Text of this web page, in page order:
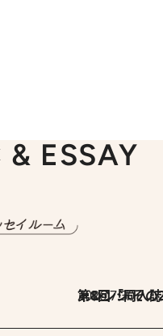
ESSAY
2026.7.30
第8回「同人誌即売会にチャレンジ